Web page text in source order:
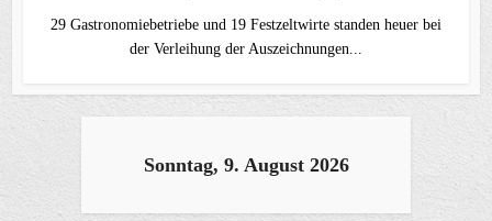
29 Gastronomiebetriebe und 19 Festzeltwirte standen heuer bei
der Verleihung der Auszeichnungen...
Sonntag, 9. August 2026